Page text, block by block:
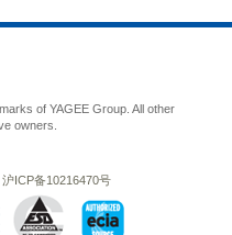
of YAGEE Group. All other
owners.
沪ICP备10216470号